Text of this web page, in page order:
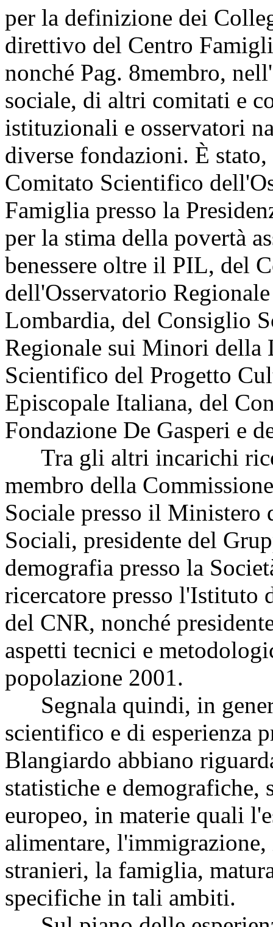
per la definizione dei
direttivo del Centro
nonché Pag. 8membro,
sociale, di altri comitati e
istituzionali e osservatori
diverse fondazioni. È
Comitato Scientifico
Famiglia presso la
per la stima della povertà
benessere oltre il PIL, del
dell'Osservatorio
Lombardia, del Consiglio
Regionale sui Minori della
Scientifico del Progetto
Episcopale Italiana, del
Fondazione De Gasperi e
Tra gli altri incarichi
membro della
Sociale presso il
Sociali, presidente del
demografia presso la
ricercatore presso l'Istituto
del CNR, nonché
aspetti tecnici e
popolazione 2001.
Segnala quindi, in
scientifico e di esperienza
Blangiardo abbiano
statistiche e demografiche,
europeo, in materie quali
alimentare,
stranieri, la famiglia,
specifiche in tali ambiti.